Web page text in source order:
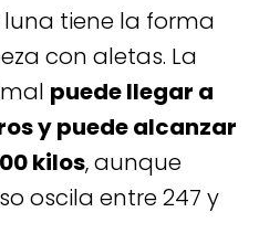
luna tiene la forma
con aletas. La
puede llegar a
y puede alcanzar
kilos, aunque
oscila entre 247 y